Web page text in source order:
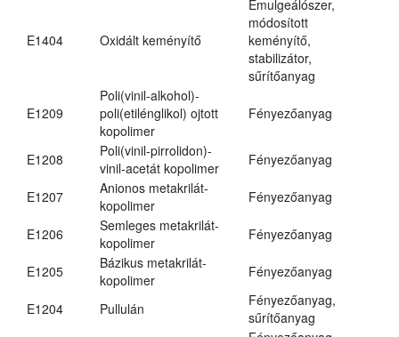
E1404 Oxidált keményítő
Emulgeálószer,
módosított
keményítő,
stabilizátor,
sűrítőanyag
E1209
Poli(vinil-alkohol)-
poli(etilénglikol) ojtott
kopolimer
Fényezőanyag
E1208
Poli(vinil-pirrolidon)-
vinil-acetát kopolimer
Fényezőanyag
E1207
Anionos metakrilát-
kopolimer
Fényezőanyag
E1206
Semleges metakrilát-
kopolimer
Fényezőanyag
E1205
Bázikus metakrilát-
kopolimer
Fényezőanyag
E1204 Pullulán
Fényezőanyag,
sűrítőanyag